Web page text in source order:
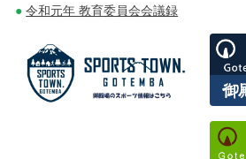
令和元年 教育委員会会議録